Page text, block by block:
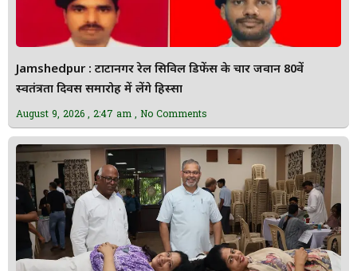
Jamshedpur : टाटानगर रेल सिविल डिफेंस के चार जवान 80वें
स्वतंत्रता दिवस समारोह में लेंगे हिस्सा
August 9, 2026 2:47 am No Comments